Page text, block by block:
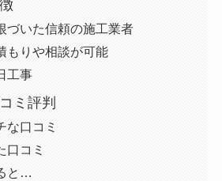
づいた信頼の施工業者
もりや相談が可能
工事
ミ評判
な口コミ
口コミ
と…